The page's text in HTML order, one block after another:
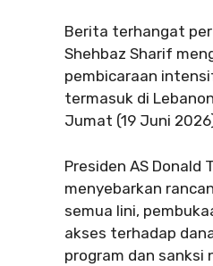
Berita terhangat
Shehbaz Sharif
pembicaraan
termasuk di
Jumat (19 Juni
Presiden AS
menyebarkan
semua lini,
akses terhadap
program dan sanksi